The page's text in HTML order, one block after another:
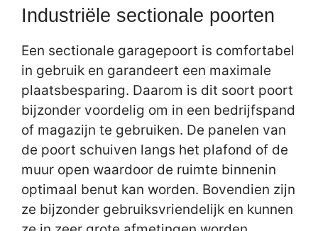
Industriële sectionale poorten
Een sectionale garagepoort is comfortabel
in gebruik en garandeert een maximale
plaatsbesparing. Daarom is dit soort poort
bijzonder voordelig om in een bedrijfspand
of magazijn te gebruiken. De panelen van
de poort schuiven langs het plafond of de
muur open waardoor de ruimte binnenin
optimaal benut kan worden. Bovendien zijn
ze bijzonder gebruiksvriendelijk en kunnen